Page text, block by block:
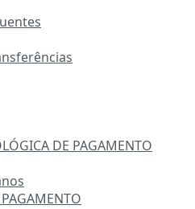
DE PAGAMENTO